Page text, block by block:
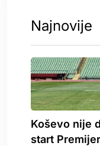
Najnovije
Koševo nije
start